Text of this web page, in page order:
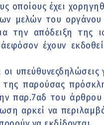
οποίους έχει
μελών του οργάνου
την απόδειξη
έχουν
οι
της παρούσας
παρ.7αδ του
αρκεί να